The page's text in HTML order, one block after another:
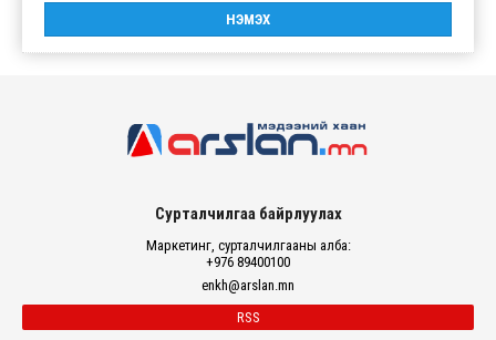
Сурталчилгаа байрлуулах
Маркетинг, сурталчилгааны алба:
+976 89400100
enkh@arslan.mn
RSS